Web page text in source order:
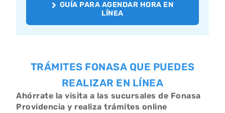
GUÍA PARA AGENDAR HORA EN
LÍNEA
TRÁMITES FONASA QUE PUEDES
REALIZAR EN LÍNEA
Ahórrate la visita a las sucursales de Fonasa
Providencia y realiza trámites online